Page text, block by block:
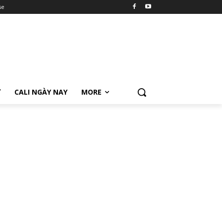
CALI NGÀY NAY MORE